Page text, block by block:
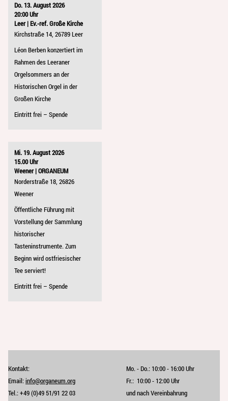
Do. 13. August 2026
20:00 Uhr
Leer | Ev.-ref. Große Kirche
Kirchstraße 14, 26789 Leer
Léon Berben konzertiert im
Rahmen des Leeraner
Orgelsommers an der
Historischen Orgel in der
Großen Kirche
Eintritt frei – Spende
Mi. 19. August 2026
15.00 Uhr
Weener | ORGANEUM
Norderstraße 18, 26826
Weener
Öffentliche Führung mit
Vorstellung der Sammlung
historischer
Tasteninstrumente. Zum
Beginn wird ostfriesischer
Tee serviert!
Eintritt frei – Spende
Kontakt:
Email:info@organeum.org
Tel.:+49 (0)49 51/91 22 03
Mo. - Do.: 10:00 - 16:00 Uhr
Fr.: 10:00 - 12:00 Uhr
und nach Vereinbahrung